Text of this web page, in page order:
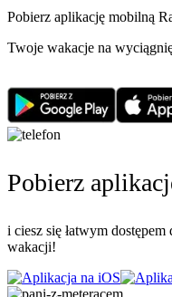
Pobierz aplikację mobilną
Twoje wakacje na
Pobierz
i ciesz się łatwym
wakacji!